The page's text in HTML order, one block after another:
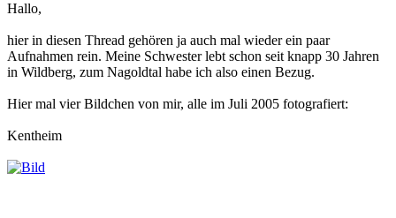
Hallo,
hier in diesen Thread gehören ja auch mal wieder ein paar
Aufnahmen rein. Meine Schwester lebt schon seit knapp 30 Jahren
in Wildberg, zum Nagoldtal habe ich also einen Bezug.
Hier mal vier Bildchen von mir, alle im Juli 2005 fotografiert:
Kentheim